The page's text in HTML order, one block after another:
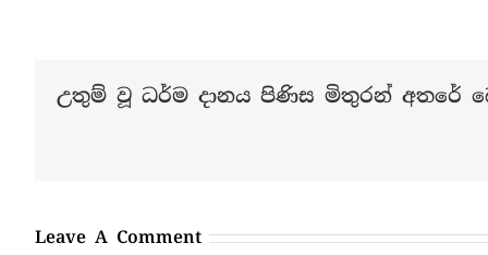
උතුම් වූ ධර්ම දානය පිණිස මිතුරන් අතරේ
Leave A Comment